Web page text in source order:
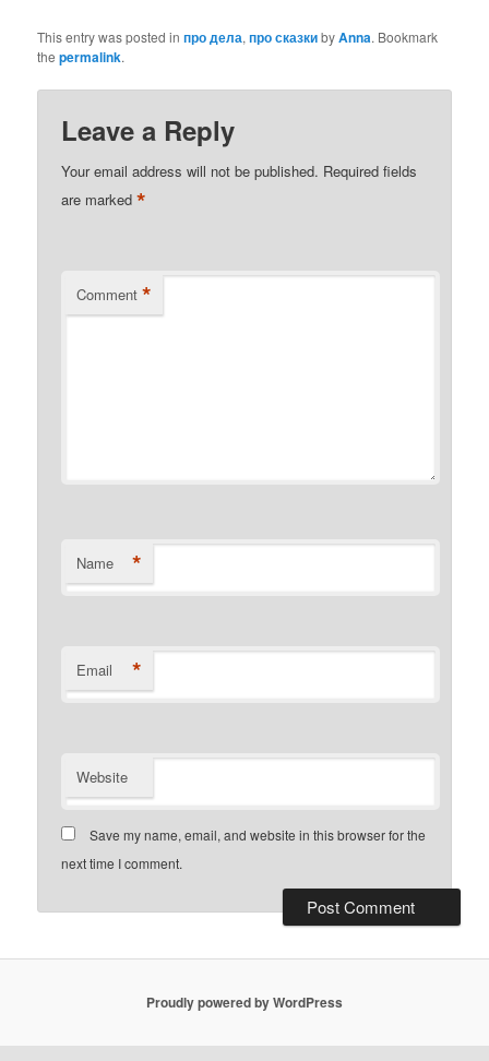
This entry was posted inпро дела,про сказкиbyAnna. Bookmark
thepermalink.
Leave a Reply
Your email address will not be published. Required fields
are marked*
Comment *
Name *
Email *
Website
Save my name, email, and website in this browser for the
next time I comment.
Proudly powered by WordPress